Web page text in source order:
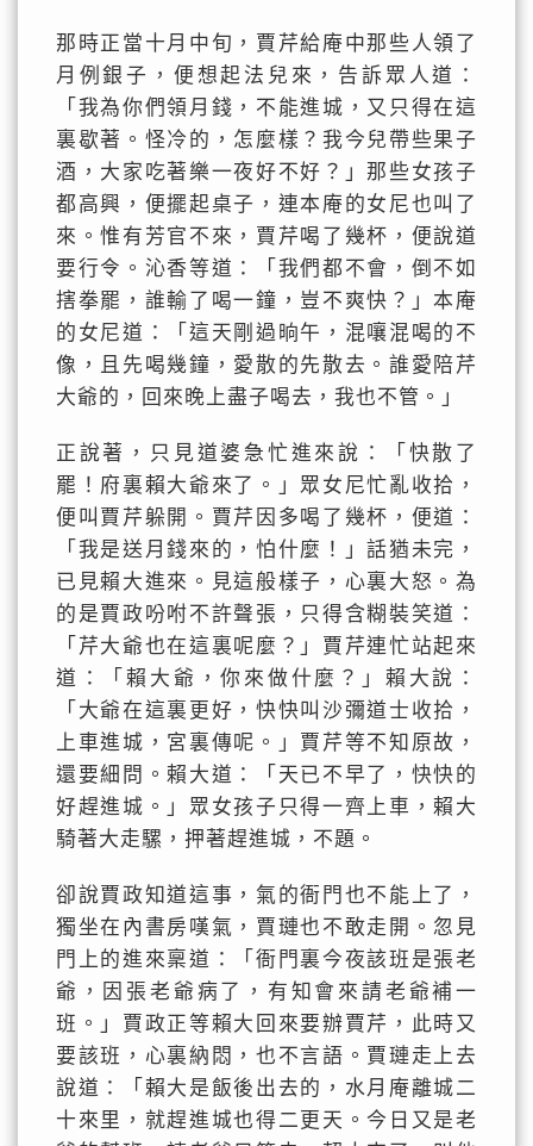
那時正當十月中旬，賈芹給庵中那些人領了
月例銀子，便想起法兒來，告訴眾人道：
「我為你們領月錢，不能進城，又只得在這
裏歇著。怪冷的，怎麼樣？我今兒帶些果子
酒，大家吃著樂一夜好不好？」那些女孩子
都高興，便擺起桌子，連本庵的女尼也叫了
來。惟有芳官不來，賈芹喝了幾杯，便說道
要行令。沁香等道：「我們都不會，倒不如
搳拳罷，誰輸了喝一鐘，豈不爽快？」本庵
的女尼道：「這天剛過晌午，混嚷混喝的不
像，且先喝幾鐘，愛散的先散去。誰愛陪芹
大爺的，回來晚上盡子喝去，我也不管。」
正說著，只見道婆急忙進來說：「快散了
罷！府裏賴大爺來了。」眾女尼忙亂收拾，
便叫賈芹躲開。賈芹因多喝了幾杯，便道：
「我是送月錢來的，怕什麼！」話猶未完，
已見賴大進來。見這般樣子，心裏大怒。為
的是賈政吩咐不許聲張，只得含糊裝笑道：
「芹大爺也在這裏呢麼？」賈芹連忙站起來
道：「賴大爺，你來做什麼？」賴大說：
「大爺在這裏更好，快快叫沙彌道士收拾，
上車進城，宮裏傳呢。」賈芹等不知原故，
還要細問。賴大道：「天已不早了，快快的
好趕進城。」眾女孩子只得一齊上車，賴大
騎著大走騾，押著趕進城，不題。
卻說賈政知道這事，氣的衙門也不能上了，
獨坐在內書房嘆氣，賈璉也不敢走開。忽見
門上的進來稟道：「衙門裏今夜該班是張老
爺，因張老爺病了，有知會來請老爺補一
班。」賈政正等賴大回來要辦賈芹，此時又
要該班，心裏納悶，也不言語。賈璉走上去
說道：「賴大是飯後出去的，水月庵離城二
十來里，就趕進城也得二更天。今日又是老